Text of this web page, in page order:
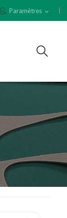
Paramètres expand_more